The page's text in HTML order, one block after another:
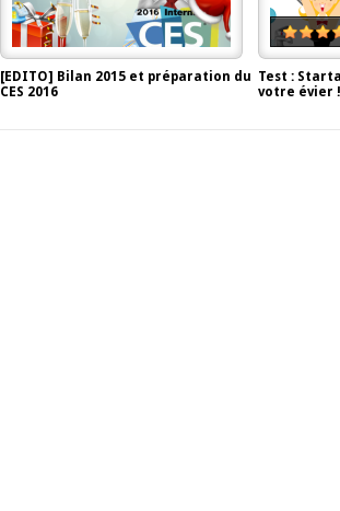
[EDITO] Bilan 2015 et préparation du
CES 2016
Test :
votre évier